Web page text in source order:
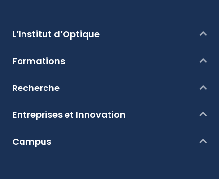
L’Institut d’Optique
Formations
Recherche
Entreprises et Innovation
Campus